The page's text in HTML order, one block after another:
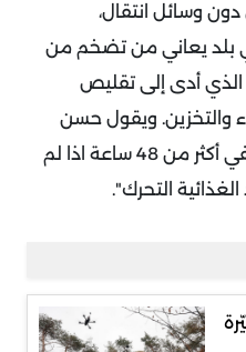
وسائل انتقال،
بلد يعاني من تضخم من
الذي أدى إلى تقليص
والتخزين. ويقول حسن
"مخزون الدقيق لدي لن يكفي أكثر من 48 ساعة اذا لم
التحرك".
456 مسيّرة